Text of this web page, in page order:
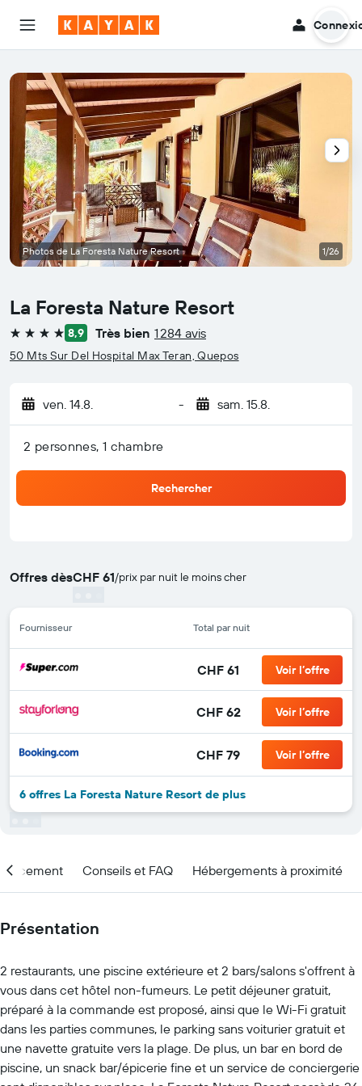
La Foresta Nature Resort
4 étoiles 8,9 Très bien 1 284 avis
50 Mts Sur Del Hospital Max Teran, Quepos
ven. 14.8. - sam. 15.8.
2 personnes, 1 chambre
Rechercher
Offres dèsCHF 61/prix par nuit le moins cher
Fournisseur Total par nuit
CHF 61 Voir l’offre
CHF 62 Voir l’offre
CHF 79 Voir l’offre
6 offres La Foresta Nature Resort de plus
Photos de La Foresta Nature Resort 1/26
Conseils et FAQ Hébergements à proximité
Présentation
2 restaurants, une piscine extérieure et 2 bars/salons s'offrent à
vous dans cet hôtel non-fumeurs. Le petit déjeuner gratuit,
préparé à la commande est proposé, ainsi que le Wi-Fi gratuit
dans les parties communes, le parking sans voiturier gratuit et
une navette gratuite vers la plage. De plus, un bar en bord de
piscine, un snack bar/épicerie fine et un service de conciergerie